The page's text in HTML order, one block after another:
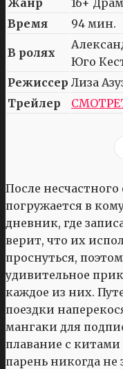
Жанр
16+
Время
94 мин.
В ролях
Юго
Режиссер Лиза
Трейлер
После
погружается в
дневник, где
верит, что их
проснуться,
удивительное
каждое из них.
поездки
мангаки для
плавание с
парень никогда не